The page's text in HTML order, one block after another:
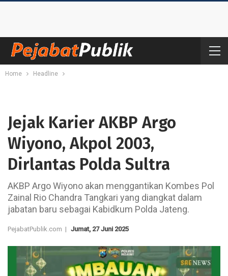
Home Headline
Jejak Karier AKBP Argo
Wiyono, Akpol 2003,
Dirlantas Polda Sultra
AKBP Argo Wiyono akan menggantikan Kombes Pol
Zainal Rio Chandra Tangkari yang diangkat dalam
jabatan baru sebagai Kabidkum Polda Jateng.
PejabatPublik.com | Jumat, 27 Juni 2025